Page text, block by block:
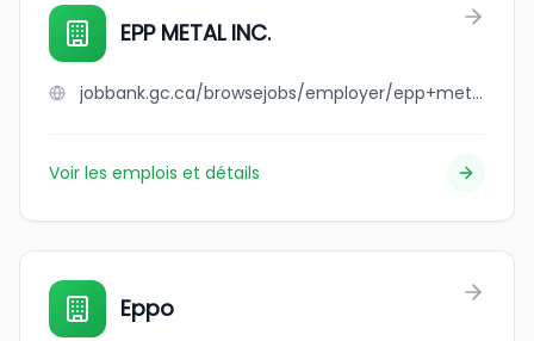
EPP METAL INC.
jobbank.gc.ca/browsejobs/employer/epp+metal+inc./ca
Voir les emplois et détails
Eppo